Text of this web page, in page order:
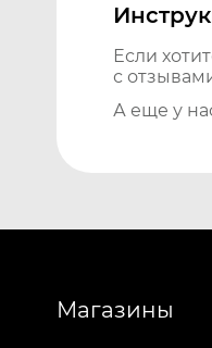
Если
с
А еще у
Магазины